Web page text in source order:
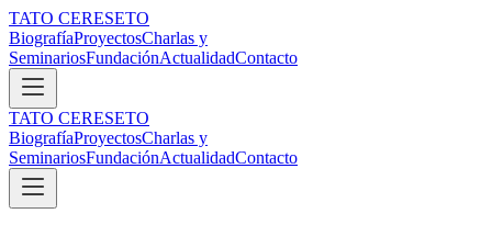
TATO CERESETO
BiografíaProyectosCharlas y
SeminariosFundaciónActualidadContacto
TATO CERESETO
BiografíaProyectosCharlas y
SeminariosFundaciónActualidadContacto